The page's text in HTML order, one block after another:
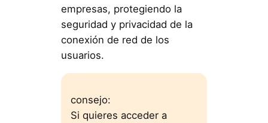
empresas, protegiendo la
seguridad y privacidad de la
conexión de red de los
usuarios.
consejo:
Si quieres acceder a